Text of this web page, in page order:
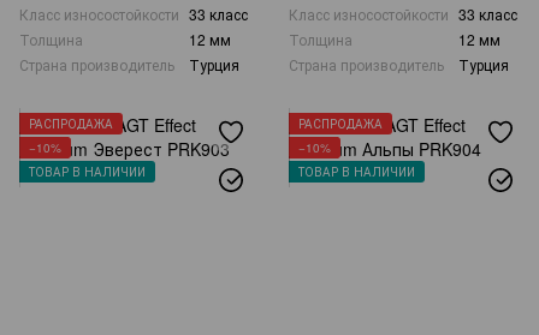
Класс износостойкости 33 класс
Толщина
12 мм
Страна производитель
Турция
Класс износостойкости 33 класс
Толщина
12 мм
Страна производитель
Турция
РАСПРОДАЖА
−10%
ТОВАР В НАЛИЧИИ
РАСПРОДАЖА
−10%
ТОВАР В НАЛИЧИИ